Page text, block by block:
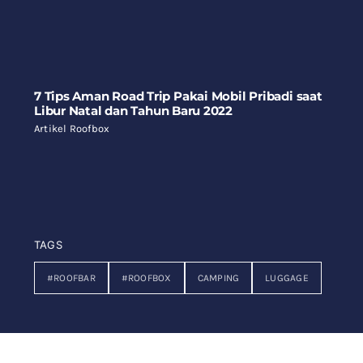
7 Tips Aman Road Trip Pakai Mobil Pribadi saat
Libur Natal dan Tahun Baru 2022
Artikel Roofbox
TAGS
#ROOFBAR #ROOFBOX CAMPING LUGGAGE